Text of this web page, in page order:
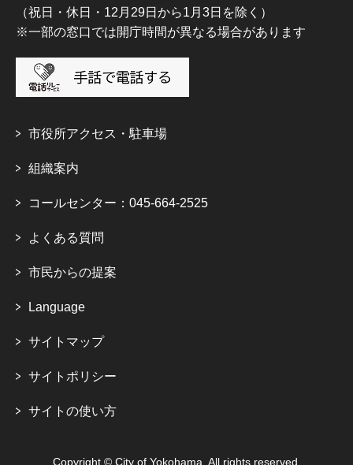
（祝日・休日・12月29日から1月3日を除く）
※一部の窓口では開庁時間が異なる場合があります
市役所アクセス・駐車場
組織案内
コールセンター：045-664-2525
よくある質問
市民からの提案
Language
サイトマップ
サイトポリシー
サイトの使い方
Copyright © City of Yokohama. All rights reserved.